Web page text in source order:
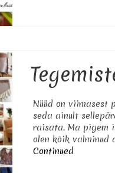
Nüüd on viimasest
seda ainult
raisata. Ma pigem
olen kõik
Continued